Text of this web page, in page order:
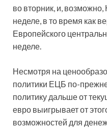
во вторник, и,
неделе, в то время как
Европейского
неделе.
Несмотря на
политики ЕЦБ по-
политику дальше от
евро выигрывает от
возможностей для